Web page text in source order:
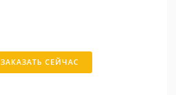
ЗАКАЗАТЬ СЕЙЧАС